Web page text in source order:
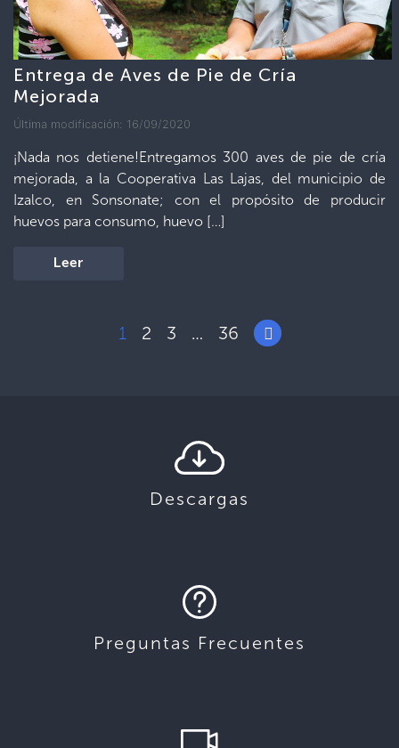
Entrega de Aves de Pie de Cría
Mejorada
Última modificación: 16/09/2020
¡Nada nos detiene!Entregamos 300 aves de pie de cría
mejorada, a la Cooperativa Las Lajas, del municipio de
Izalco, en Sonsonate; con el propósito de producir
huevos para consumo, huevo […]
Leer
1 2 3 … 36
Descargas
Preguntas Frecuentes